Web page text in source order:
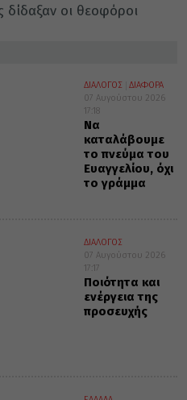
δίδαξαν οι θεοφόροι
ΔΙΑΛΟΓΟΣ
ΔΙΑΦΟΡΑ
07 Αυγούστου 2026
17:18
Να
καταλάβουμε
το πνεύμα του
Ευαγγελίου, όχι
το γράμμα
ΔΙΑΛΟΓΟΣ
07 Αυγούστου 2026
17:17
Ποιότητα και
ενέργεια της
προσευχής